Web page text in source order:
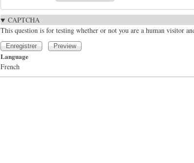
CAPTCHA
This question is for testing whether or not you are a human visitor
Language
French